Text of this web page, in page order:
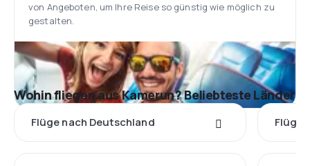
von Angeboten, um Ihre Reise so günstig wie möglich zu
gestalten.
Wohin fliegen aus Kamerun? Beliebteste Länder
Flüge nach Deutschland Flüge